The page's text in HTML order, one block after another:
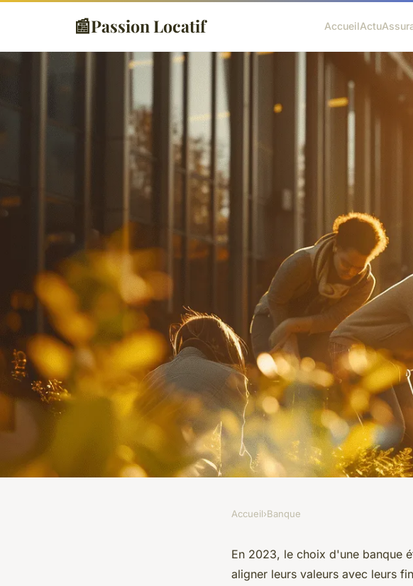
📰Passion Locatif AccueilActu
Pourquoi choisir une
Accueil›Banque
En 2023, le choix d'une banque
aligner leurs valeurs avec leurs